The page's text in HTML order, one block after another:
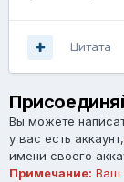
Цитата
Вы можете
у вас есть аккаунт,
имени своего
Примечание: Ваш